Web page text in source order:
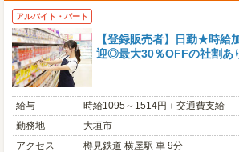
アルバイト・パート
【登録販売者】日勤★時給
迎◎最大30％OFFの社割あ
給与
時給1095～1514円＋交通費支給
勤務地
大垣市
アクセス
樽見鉄道 横屋駅 車 9分